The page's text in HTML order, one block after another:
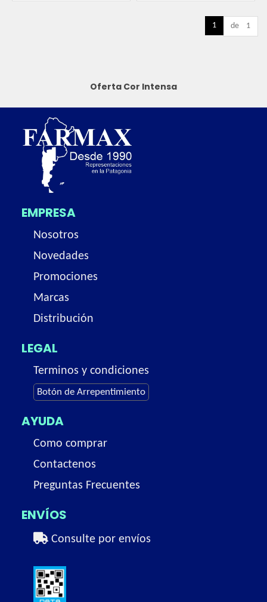
1 de 1
Oferta Cor Intensa
EMPRESA
Nosotros
Novedades
Promociones
Marcas
Distribución
LEGAL
Terminos y condiciones
Botón de Arrepentimiento
AYUDA
Como comprar
Contactenos
Preguntas Frecuentes
ENVÍOS
Consulte por envíos